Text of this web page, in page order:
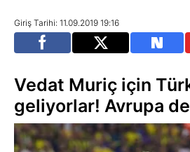
Giriş Tarihi: 11.09.2019 19:16
Vedat Muriç için
geliyorlar! Avrupa